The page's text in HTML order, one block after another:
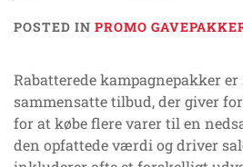
POSTED IN PROMO
Rabatterede kampagnepakker
sammensatte tilbud, der giver
for at købe flere varer til en
den opfattede værdi og driver